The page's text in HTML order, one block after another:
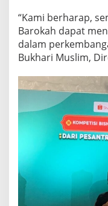
“Kami berharap,
Barokah dapat
dalam
Bukhari Muslim,